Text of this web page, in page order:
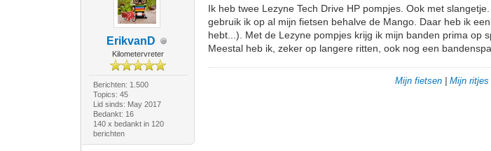
ErikvanD
Kilometervreter
Berichten: 1.500
Topics: 45
Lid sinds: May 2017
Bedankt: 16
140 x bedankt in 120
berichten
Ik heb twee Lezyne Tech Drive HP pompjes. Ook met
gebruik ik op al mijn fietsen behalve de Mango. Daar heb ik
hebt...). Met de Lezyne pompjes krijg ik mijn banden prima op
Meestal heb ik, zeker op langere ritten, ook nog een
Mijn fietsen| Mijn ritjes